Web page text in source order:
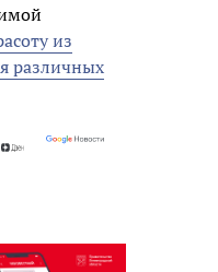
из
различных